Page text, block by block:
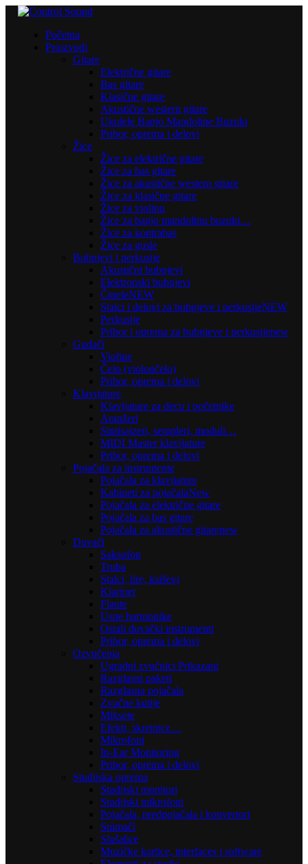
Početna
Proizvodi
Gitare
Električne gitare
Bas gitare
Klasične gitare
Akustične western gitare
Ukulele Banjo Mandoline Buzuki
Pribor, oprema i delovi
Žice
Žice za električne gitare
Žice za bas gitare
Žice za akustične western gitare
Žice za klasične gitare
Žice za violinu
Žice za banjo mandolinu buzuki…
Žice za kontrabas
Žice za gusle
Bubnjevi i perkusije
Akustični bubnjevi
Elektronski bubnjevi
ČineleNEW
Stalci i delovi za bubnjeve i perkusijeNEW
Perkusije
Pribor i oprema za bubnjeve i perkusijenew
Gudači
Violine
Čelo (violončelo)
Pribor, oprema i delovi
Klavijature
Klavijature za decu i početnike
Aranžeri
Sintisajzeri, sempleri, moduli…
MIDI Master klavijature
Pribor, oprema i delovi
Pojačala za instrumente
Pojačala za klavijature
Kabineti za pojačalaNew
Pojačala za električne gitare
Pojačala za bas gitare
Pojačala za akustične gitarenew
Duvači
Saksofon
Truba
Stalci, lire, kaiševi
Klarinet
Flaute
Usne harmonike
Ostali duvački instrumenti
Pribor, oprema i delovi
Ozvučenja
Ugradni zvučnici Prikazani
Razglasni paketi
Razglasna pojačala
Zvučne kutije
Miksete
Efekti, skretnice…
Mikrofoni
In-Ear Monitoring
Pribor, oprema i delovi
Studijska oprema
Studijski monitori
Studijski mikrofoni
Pojačala, predpojačala i konvertori
Snimači
Slušalice
Muzičke kartice, interfaces i software